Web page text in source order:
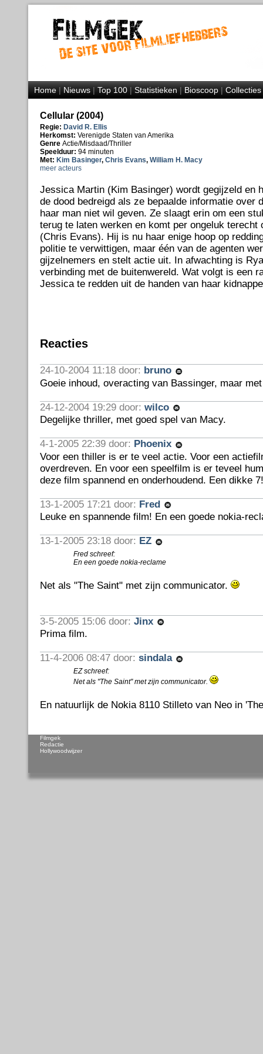
Home|Nieuws|Top 100|Statistieken|Bioscoop|Collecties
Cellular (2004)
Regie: David R. Ellis
Herkomst: Verenigde Staten van Amerika
Genre Actie/Misdaad/Thriller
Speelduur: 94 minuten
Met: Kim Basinger, Chris Evans, William H. Macy
meer acteurs
Jessica Martin (Kim Basinger) wordt gegijzeld en
de dood bedreigd als ze bepaalde informatie over
haar man niet wil geven. Ze slaagt erin om een
terug te laten werken en komt per ongeluk terecht
(Chris Evans). Hij is nu haar enige hoop op
politie te verwittigen, maar één van de agenten
gijzelnemers en stelt actie uit. In afwachting is
verbinding met de buitenwereld. Wat volgt is een
Jessica te redden uit de handen van haar
Reacties
24-10-2004 11:18 door: bruno
Goeie inhoud, overacting van Bassinger, maar
24-12-2004 19:29 door: wilco
Degelijke thriller, met goed spel van Macy.
4-1-2005 22:39 door: Phoenix
Voor een thiller is er te veel actie. Voor een
overdreven. En voor een speelfilm is er teveel
deze film spannend en onderhoudend. Een dikke 7!
13-1-2005 17:21 door: Fred
Leuke en spannende film! En een goede nokia-
13-1-2005 23:18 door: EZ
Fred schreef:
En een goede nokia-reclame
Net als "The Saint" met zijn communicator.
3-5-2005 15:06 door: Jinx
Prima film.
11-4-2006 08:47 door: sindala
EZ schreef:
Net als "The Saint" met zijn communicator.
En natuurlijk de Nokia 8110 Stilleto van Neo in
Filmgek
Redactie
Hollywoodwijzer